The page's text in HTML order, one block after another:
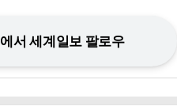
에서 세계일보 팔로우